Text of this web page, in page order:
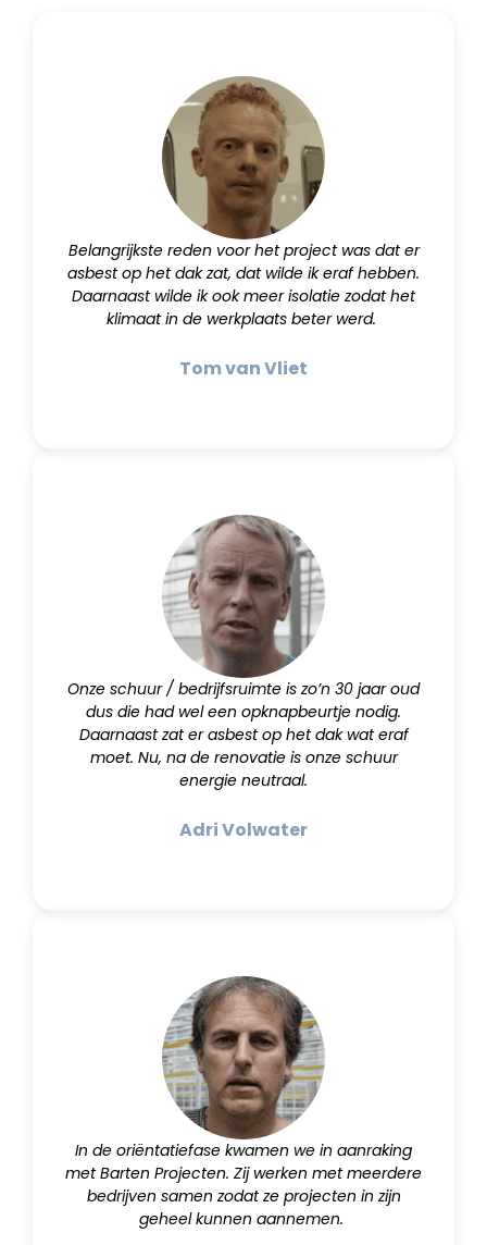
Belangrijkste reden voor het project was dat er
asbest op het dak zat, dat wilde ik eraf hebben.
Daarnaast wilde ik ook meer isolatie zodat het
klimaat in de werkplaats beter werd.
Tom van Vliet
Onze schuur / bedrijfsruimte is zo’n 30 jaar oud
dus die had wel een opknapbeurtje nodig.
Daarnaast zat er asbest op het dak wat eraf
moet. Nu, na de renovatie is onze schuur
energie neutraal.
Adri Volwater
In de oriëntatiefase kwamen we in aanraking
met Barten Projecten. Zij werken met meerdere
bedrijven samen zodat ze projecten in zijn
geheel kunnen aannemen.